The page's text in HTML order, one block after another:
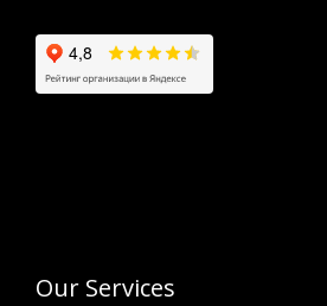
Our Services